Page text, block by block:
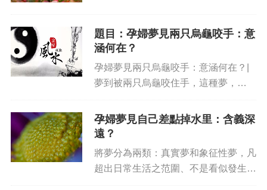
為我們日常生活當中也許沒有太多的這
樣的奇特的夢境。 古典的解...
題目：孕婦夢見兩只烏龜咬手：意
涵何在？
孕婦夢見兩只烏龜咬手：意涵何在？|
夢到被兩只烏龜咬住手，這種夢，
妻雙方”和“難以割舍”的角度通過相關的
文學心理學和文化研究，進行解讀和分
孕婦夢見自己差點掉水里：含義深
遠？
將夢分為兩類：真實夢和象征性夢，凡
超出日常生活之范圍、不是看似發生在